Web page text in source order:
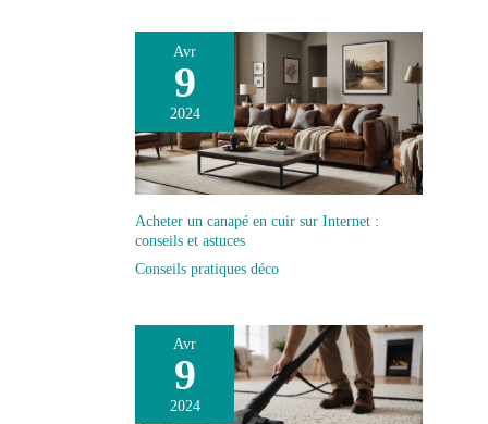
chute Agrafe : elle
permet de porter le
mètre ruban à la
ceinture pour un
encombrement
minimum et vous
libérer les mains
D'UTILISATION : Le
boitier du mètre
possède un revêtement
en caoutchouc
antidérapant antichocs
qui offre une meilleure
adhérence pour une
prise en main optimale
lors des manipulations
mètre ruban à la
ceinture pour un
encombrement
minimum et vous
libérer les mains
Avr
9
2024
Acheter un canapé en cuir sur Internet :
conseils et astuces
Conseils pratiques déco
Avr
9
2024